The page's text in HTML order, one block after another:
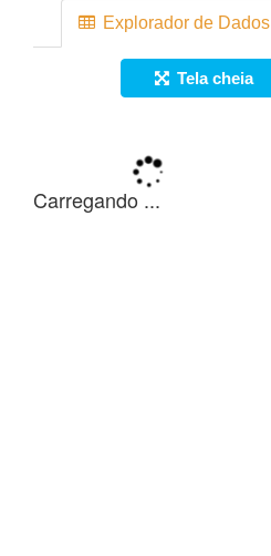
Explorador de Dados
Tela cheia